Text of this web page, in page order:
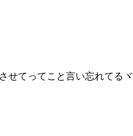
せてってこと言い忘れてる